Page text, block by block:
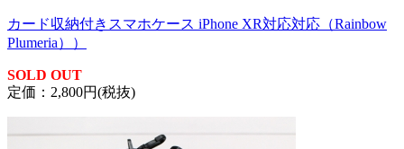
カード収納付きスマホケース iPhone XR対応対応（Rainbow
Plumeria））
SOLD OUT
定価：2,800円(税抜)